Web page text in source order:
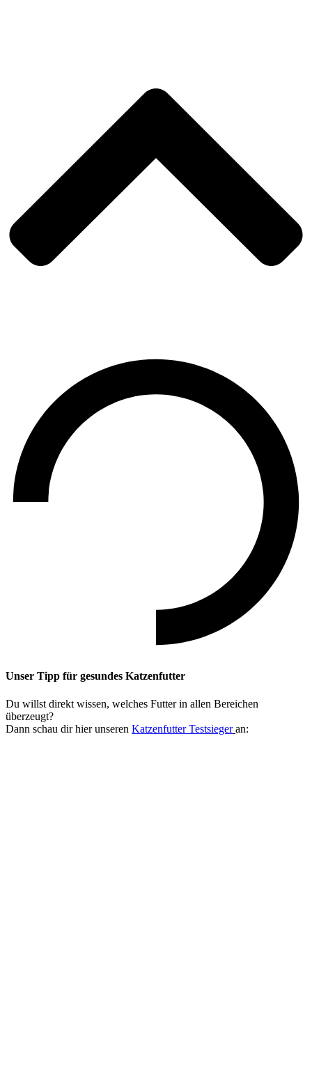
Unser Tipp für gesundes Katzenfutter
Du willst direkt wissen, welches Futter in allen Bereichen
überzeugt?
Dann schau dir hier unseren Katzenfutter Testsieger an: